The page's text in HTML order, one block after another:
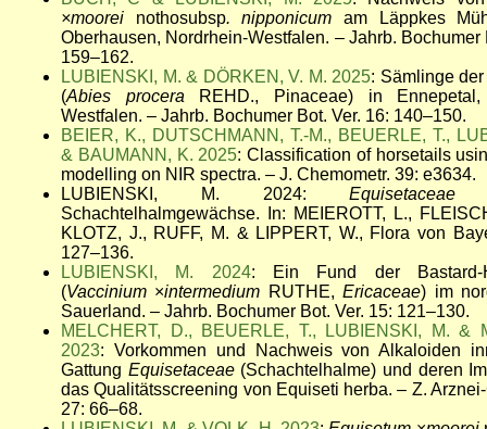
×moorei nothosubsp. nipponicumam Läppkes
Oberhausen, Nordrhein-Westfalen. – Jahrb. Bochumer
159–162.
LUBIENSKI, M. & DÖRKEN, V. M. 2025: Sämlinge
(Abies procera REHD., Pinaceae) in Ennepetal,
Westfalen. – Jahrb. Bochumer Bot. Ver. 16: 140–150.
BEIER, K., DUTSCHMANN, T.-M., BEUERLE, T.,
& BAUMANN, K. 2025: Classification of horsetails
modelling on NIR spectra. – J. Chemometr. 39: e3634.
LUBIENSKI, M. 2024:
Schachtelhalmgewächse. In: MEIEROTT, L.,
KLOTZ, J., RUFF, M. & LIPPERT, W., Flora von
127–136.
LUBIENSKI, M. 2024: Ein Fund der Bastard-
(Vaccinium ×intermedium RUTHE,Ericaceae) im
Sauerland. – Jahrb. Bochumer Bot. Ver. 15: 121–130.
MELCHERT, D., BEUERLE, T., LUBIENSKI, M. &
2023: Vorkommen und Nachweis von Alkaloiden
Gattung Equisetaceae(Schachtelhalme) und deren
das Qualitätsscreening von Equiseti herba. – Z.
27: 66–68.